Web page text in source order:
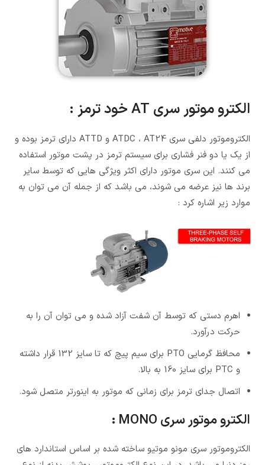
الکترو موتور سری AT خود ترمز :
الکتروموتور دلفی سری ATDC ، AT24 و ATTD دارای ترمز بوده و
از یک یا دو فنر فشاری برای سیستم ترمز در پشت موتور استفاده
می کنند. این سری موتور دارای اکثر ویژگی هایی که توسط سایر
برند ها نیز عرضه می شوند، می باشد که از جمله آن می توان به
موارد زیر اشاره کرد :
اهرم دستی که توسط آن شفت آزاد شده و می توان آن را به
حرکت درآورد.
محافظ گرمایی PTO برای سیم پیچ که تا سایز 132 قرار داشته
و PTC برای سایز 160 به بالا.
اتصال جدای ترمز برای زمانی که موتور به اینورتر متصل شود.
الکترو موتور سری MONO :
الکتروموتور سری مونو موتیو ساخته شده بر اساس استاندارد های